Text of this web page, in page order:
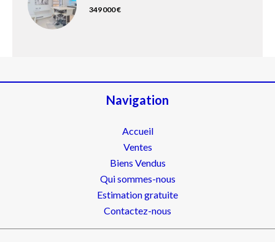
349 000 €
Navigation
Accueil
Ventes
Biens Vendus
Qui sommes-nous
Estimation gratuite
Contactez-nous